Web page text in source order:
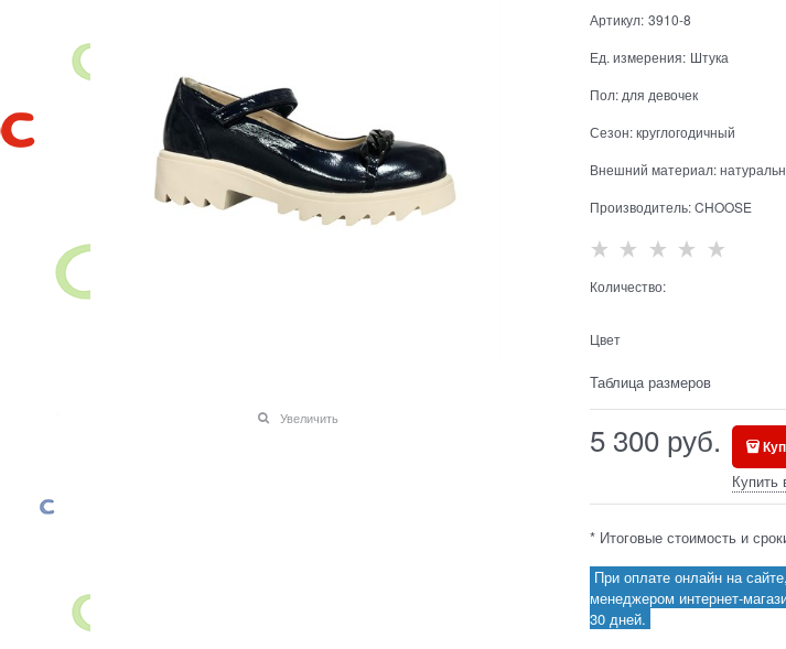
Увеличить
Артикул: 3910-8
Ед. измерения: Штука
Пол: для девочек
Сезон:круглогодичный
Внешний материал:
Производитель:CHOOSE
Количество:
Цвет
Таблица размеров
5 300 руб.
Купить
* Итоговые стоимость и
При оплате онлайн на
менеджером интернет-
30 дней.